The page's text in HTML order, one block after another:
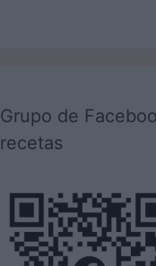
Grupo de
recetas